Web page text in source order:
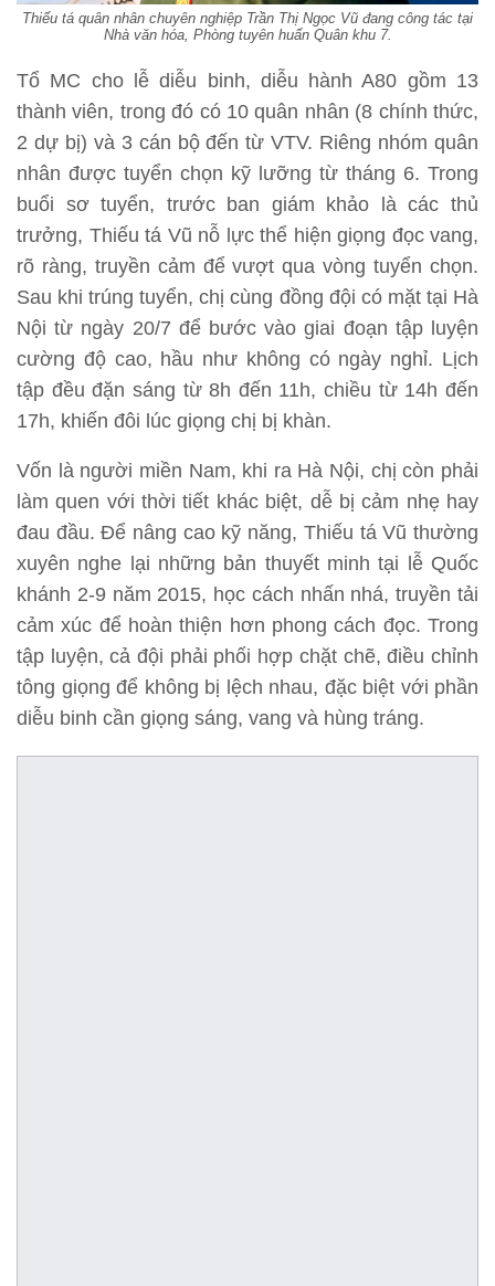
Thiếu tá quân nhân chuyên nghiệp Trần Thị Ngọc Vũ đang công tác tại
Nhà văn hóa, Phòng tuyên huấn Quân khu 7.
Tổ MC cho lễ diễu binh, diễu hành A80 gồm 13
thành viên, trong đó có 10 quân nhân (8 chính thức,
2 dự bị) và 3 cán bộ đến từ VTV. Riêng nhóm quân
nhân được tuyển chọn kỹ lưỡng từ tháng 6. Trong
buổi sơ tuyển, trước ban giám khảo là các thủ
trưởng, Thiếu tá Vũ nỗ lực thể hiện giọng đọc vang,
rõ ràng, truyền cảm để vượt qua vòng tuyển chọn.
Sau khi trúng tuyển, chị cùng đồng đội có mặt tại Hà
Nội từ ngày 20/7 để bước vào giai đoạn tập luyện
cường độ cao, hầu như không có ngày nghỉ. Lịch
tập đều đặn sáng từ 8h đến 11h, chiều từ 14h đến
17h, khiến đôi lúc giọng chị bị khàn.
Vốn là người miền Nam, khi ra Hà Nội, chị còn phải
làm quen với thời tiết khác biệt, dễ bị cảm nhẹ hay
đau đầu. Để nâng cao kỹ năng, Thiếu tá Vũ thường
xuyên nghe lại những bản thuyết minh tại lễ Quốc
khánh 2-9 năm 2015, học cách nhấn nhá, truyền tải
cảm xúc để hoàn thiện hơn phong cách đọc. Trong
tập luyện, cả đội phải phối hợp chặt chẽ, điều chỉnh
tông giọng để không bị lệch nhau, đặc biệt với phần
diễu binh cần giọng sáng, vang và hùng tráng.